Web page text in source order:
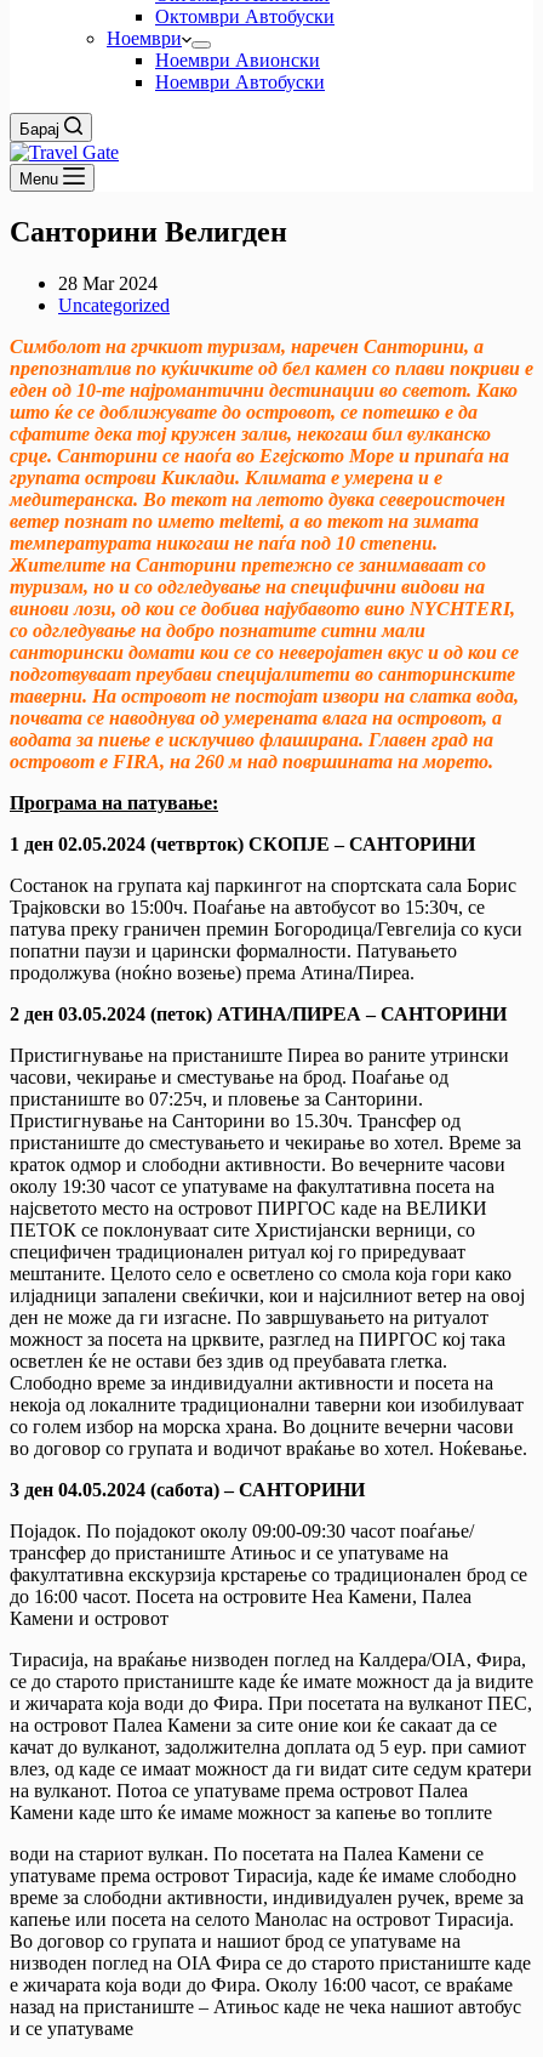
Октомври Автобуски
Ноември
Ноември Авионски
Ноември Автобуски
Барај
Menu
Санторини Велигден
28 Mar 2024
Uncategorized
Симболот на грчкиот туризам, наречен Санторини, а
препознатлив по куќичките од бел камен со плави покриви е
еден од 10-те најромантични дестинации во светот. Како
што ќе се доближувате до островот, се потешко е да
сфатите дека тој кружен залив, некогаш бил вулканско
срце. Санторини се наоѓа во Eгејското Mоре и припаѓа на
групата острови Киклади. Климата е умерена и е
медитеранска. Во текот на летото дувка североисточен
ветер познат по името meltemi, а во текот на зимата
температурата никогаш не паѓа под 10 степени.
Жителите на Санторини претежно се занимаваат со
туризам, но и со одгледување на специфични видови на
винови лози, од кои се добива најубавото вино NYCHTERI,
со одгледување на добро познатите ситни мали
санторински домати кои се со неверојатен вкус и од кои се
подготвуваат преубави специјалитети во санторинските
таверни. На островот не постојат извори на слатка вода,
почвата се наводнува од умерената влага на островот, а
водата за пиење е исклучиво флаширана. Главен град на
островот е FIRA, на 260 м над површината на морето.
Програма на патување:
1 ден 02.05.2024 (четврток) СКОПЈЕ – САНТОРИНИ
Состанок на групата кај паркингот на спортската сала Борис
Трајковски во 15:00ч. Поаѓање на автобусот во 15:30ч, се
патува преку граничен премин Богородица/Гевгелија со куси
попатни паузи и царински формалности. Патувањето
продолжува (ноќно возење) према Атина/Пиреа.
2 ден 03.05.2024 (петок) АТИНА/ПИРЕА – САНТОРИНИ
Пристигнување на пристаниште Пиреа во раните утрински
часови, чекирање и сместување на брод. Поаѓање од
пристаниште во 07:25ч, и пловење за Санторини.
Пристигнување на Санторини во 15.30ч. Трансфер од
пристаниште до сместувањето и чекирање во хотел. Време за
краток одмор и слободни активности. Во вечерните часови
околу 19:30 часот се упатуваме на факултативна посета на
најсветото место на островот ПИРГОС каде на ВЕЛИКИ
ПЕТОК се поклонуваат сите Христијански верници, со
специфичен традиционален ритуал кој го приредуваат
мештаните. Целото село е осветлено со смола која гори како
илјадници запалени свеќички, кои и најсилниот ветер на овој
ден не може да ги изгасне. По завршувањето на ритуалот
можност за посета на црквите, разглед на ПИРГОС кој така
осветлен ќе не остави без здив од преубавата глетка.
Слободно време за индивидуални активности и посета на
некоја од локалните традиционални таверни кои изобилуваат
со голем избор на морска храна. Во доцните вечерни часови
во договор со групата и водичот враќање во хотел. Ноќевање.
3 ден 04.05.2024 (сабота) – САНТОРИНИ
Појадок. По појадокот околу 09:00-09:30 часот поаѓање/
трансфер до пристаниште Атињос и се упатуваме на
факултативна екскурзија крстарење со традиционален брод се
до 16:00 часот. Посета на островите Неа Камени, Палеа
Камени и островот
Тирасија, на враќање низводен поглед на Калдера/OIA, Фира,
се до старото пристаниште каде ќе имате можност да ја видите
и жичарата која води до Фира. При посетата на вулканот ПЕС,
на островот Палеа Камени за сите оние кои ќе сакаат да се
качат до вулканот, задолжителна доплата од 5 еур. при самиот
влез, од каде се имаат можност да ги видат сите седум кратери
на вулканот. Потоа се упатуваме према островот Палеа
Камени каде што ќе имаме можност за капење во топлите
води на стариот вулкан. По посетата на Палеа Камени се
упатуваме према островот Тирасија, каде ќе имаме слободно
време за слободни активности, индивидуален ручек, време за
капење или посета на селото Манолас на островот Тирасија.
Во договор со групата и нашиот брод се упатуваме на
низводен поглед на OIA Фира се до старото пристаниште каде
е жичарата која води до Фира. Околу 16:00 часот, се враќаме
назад на пристаниште – Атињос каде не чека нашиот автобус
и се упатуваме